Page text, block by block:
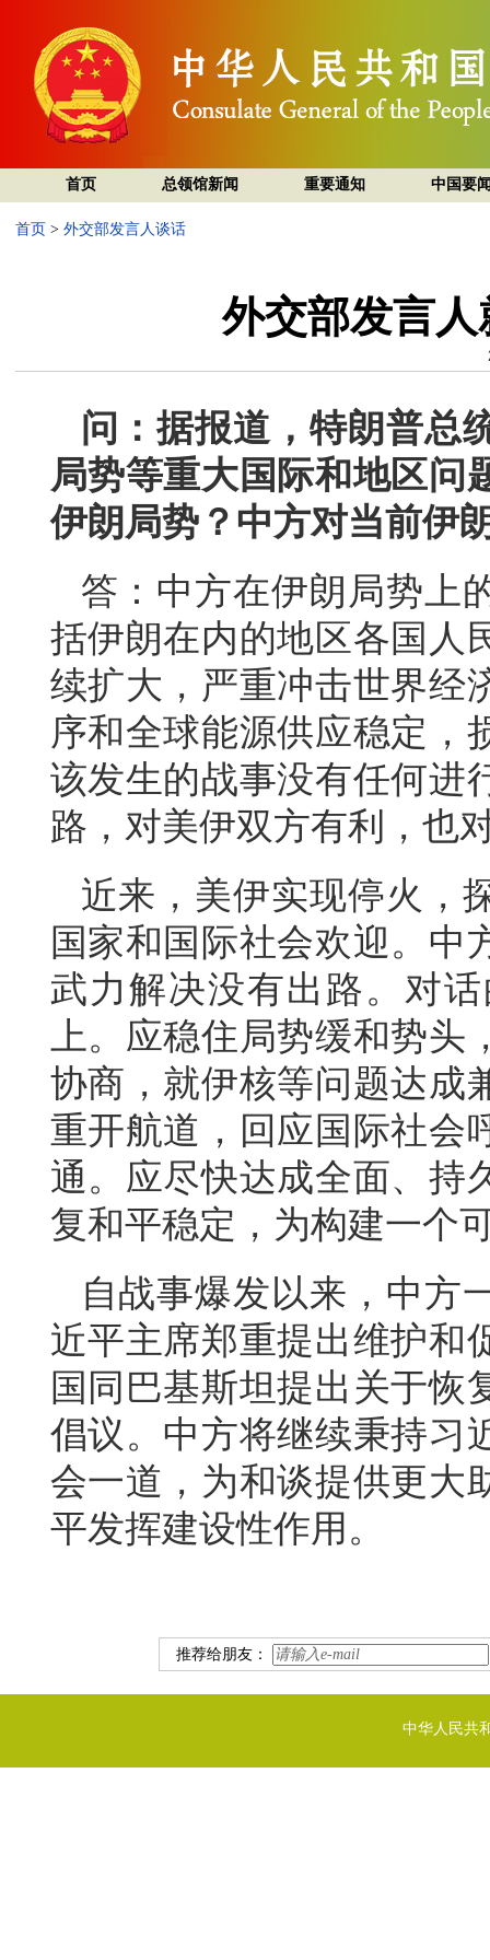
首页 总领馆新闻 重要通知 中国要
首页 > 外交部发言人谈话
外交部发言
问：据报道，特朗普总
局势等重大国际和地区问
伊朗局势？中方对当前伊
答：中方在伊朗局势上
括伊朗在内的地区各国人
续扩大，严重冲击世界经
序和全球能源供应稳定，
该发生的战事没有任何进
路，对美伊双方有利，也
近来，美伊实现停火，
国家和国际社会欢迎。中
武力解决没有出路。对
上。应稳住局势缓和势
协商，就伊核等问题达成
重开航道，回应国际社会
通。应尽快达成全面、持
复和平稳定，为构建一个
自战事爆发以来，中方
近平主席郑重提出维护和
国同巴基斯坦提出关于恢
倡议。中方将继续秉持习
会一道，为和谈提供更大
平发挥建设性作用。
推荐给朋友：
中华人民共